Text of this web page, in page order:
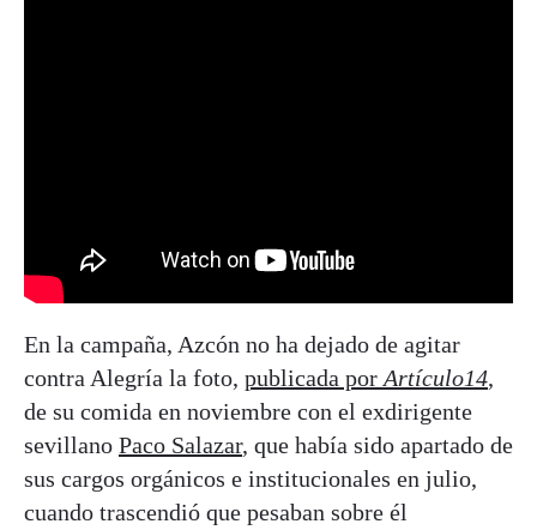
En la campaña, Azcón no ha dejado de agitar
contra Alegría la foto, publicada por Artículo14,
de su comida en noviembre con el exdirigente
sevillano Paco Salazar, que había sido apartado de
sus cargos orgánicos e institucionales en julio,
cuando trascendió que pesaban sobre él